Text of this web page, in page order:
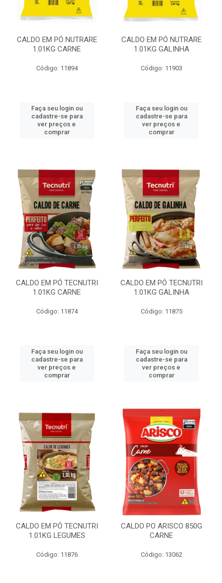
CALDO EM PÓ NUTRARE
1.01KG CARNE
Código: 11894
Faça seu login ou
cadastre-se para
ver preços e
comprar
CALDO EM PÓ NUTRARE
1.01KG GALINHA
Código: 11903
Faça seu login ou
cadastre-se para
ver preços e
comprar
CALDO EM PÓ TECNUTRI
1.01KG CARNE
Código: 11874
Faça seu login ou
cadastre-se para
ver preços e
comprar
CALDO EM PÓ TECNUTRI
1.01KG GALINHA
Código: 11875
Faça seu login ou
cadastre-se para
ver preços e
comprar
CALDO EM PÓ TECNUTRI
1.01KG LEGUMES
Código: 11876
CALDO PO ARISCO 850G
CARNE
Código: 13062